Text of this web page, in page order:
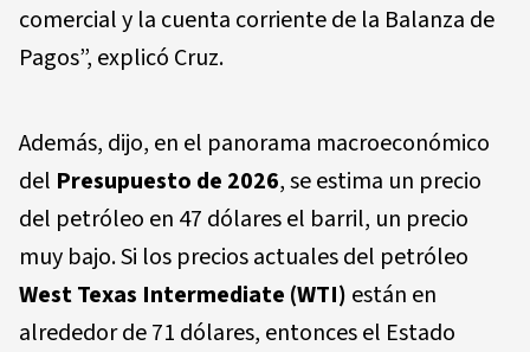
comercial y la cuenta corriente de la Balanza de
Pagos”, explicó Cruz.
Además, dijo, en el panorama macroeconómico
del Presupuesto de 2026, se estima un precio
del petróleo en 47 dólares el barril, un precio
muy bajo. Si los precios actuales del petróleo
West Texas Intermediate (WTI) están en
alrededor de 71 dólares, entonces el Estado